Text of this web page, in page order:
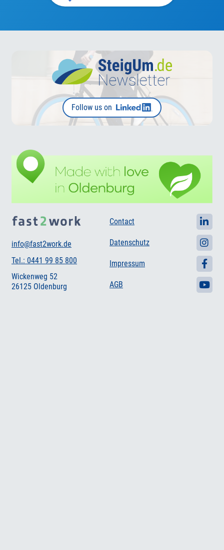
Follow us on
info@fast2work.de
Tel.: 0441 99 85 800
Wickenweg 52
26125 Oldenburg
Contact
Datenschutz
Impressum
AGB